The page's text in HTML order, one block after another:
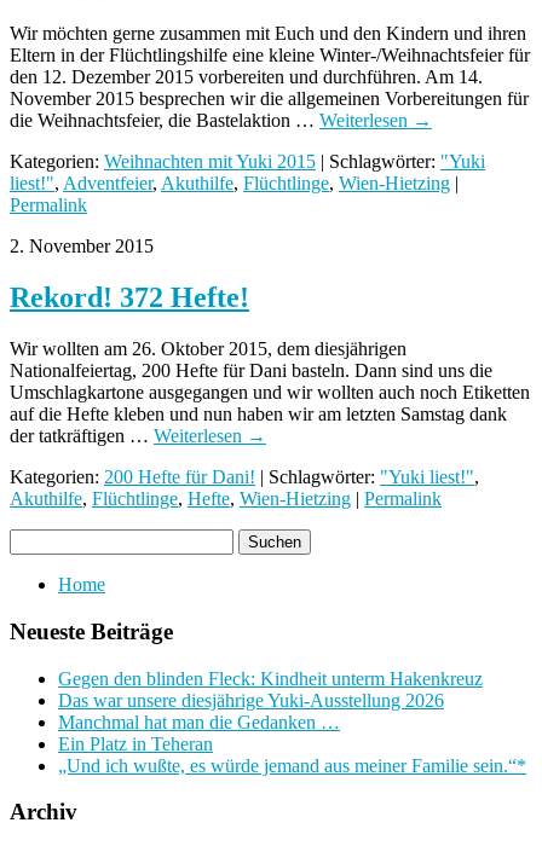
Wir möchten gerne zusammen mit Euch und den Kindern und ihren
Eltern in der Flüchtlingshilfe eine kleine Winter-/Weihnachtsfeier für
den 12. Dezember 2015 vorbereiten und durchführen. Am 14.
November 2015 besprechen wir die allgemeinen Vorbereitungen für
die Weihnachtsfeier, die Bastelaktion … Weiterlesen →
Kategorien: Weihnachten mit Yuki 2015 | Schlagwörter: "Yuki
liest!", Adventfeier, Akuthilfe, Flüchtlinge, Wien-Hietzing |
Permalink
2. November 2015
Rekord! 372 Hefte!
Wir wollten am 26. Oktober 2015, dem diesjährigen
Nationalfeiertag, 200 Hefte für Dani basteln. Dann sind uns die
Umschlagkartone ausgegangen und wir wollten auch noch Etiketten
auf die Hefte kleben und nun haben wir am letzten Samstag dank
der tatkräftigen … Weiterlesen →
Kategorien: 200 Hefte für Dani! | Schlagwörter: "Yuki liest!",
Akuthilfe, Flüchtlinge, Hefte, Wien-Hietzing | Permalink
Home
Neueste Beiträge
Gegen den blinden Fleck: Kindheit unterm Hakenkreuz
Das war unsere diesjährige Yuki-Ausstellung 2026
Manchmal hat man die Gedanken …
Ein Platz in Teheran
„Und ich wußte, es würde jemand aus meiner Familie sein.“*
Archiv